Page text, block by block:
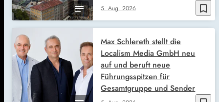
bookmark_border
5. Aug. 2026
Max Schlereth stellt die
Localism Media GmbH neu
auf und beruft neue
Führungsspitzen für
Gesamtgruppe und Sender